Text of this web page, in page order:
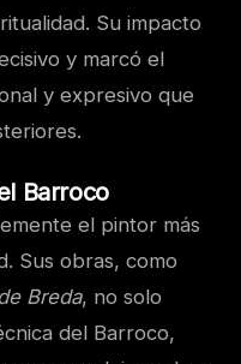
Su impacto
y marcó el
y expresivo que
Barroco
el pintor más
Sus obras, como
Breda, no solo
del Barroco,